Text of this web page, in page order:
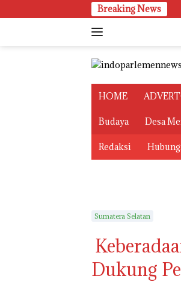
ke
Breaking News
HOME
Budaya Desa
Redaksi
Sumatera Selatan
Dukung